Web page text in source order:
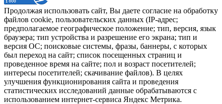
Продолжая использовать сайт, Вы даете согласие на обработку
файлов cookie, пользовательских данных (IP-адрес;
предполагаемое географическое положение; тип, версия, язык
браузера; тип устройства и разрешение его экрана; тип и
версия ОС; поисковые системы, фразы, баннеры, с которых
был переход на сайт; список посещенных страниц и
проведенное время на сайте; пол и возраст посетителей;
интересы посетителей; скачивание файлов). В целях
улучшения функционирования сайта и проведения
статистических исследований данные обрабатываются с
использованием интернет-сервиса Яндекс Метрика.